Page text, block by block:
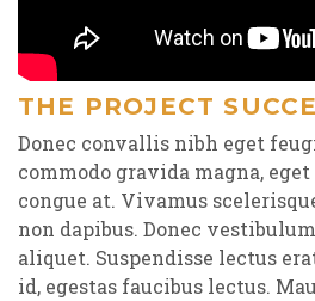
THE PROJECT
Donec convallis nibh eget
commodo gravida magna,
congue at. Vivamus
non dapibus. Donec
aliquet. Suspendisse lectus
id, egestas faucibus lectus.